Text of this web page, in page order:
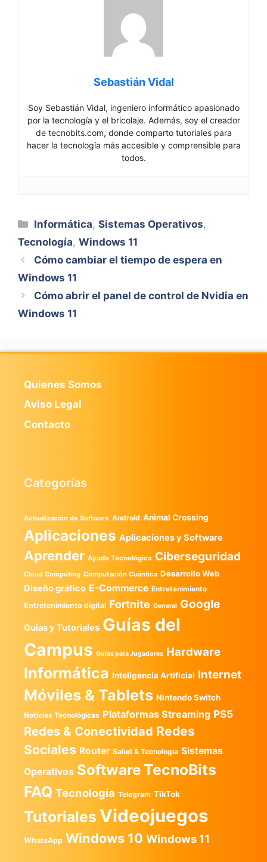
Sebastián Vidal
Soy Sebastián Vidal, ingeniero informático apasionado
por la tecnología y el bricolaje. Además, soy el creador
de tecnobits.com, donde comparto tutoriales para
hacer la tecnología más accesible y comprensible para
todos.
Categorías
Informática,Sistemas Operativos,
Tecnología, Windows 11
Cómo cambiar el tiempo de espera en
Windows 11
Cómo abrir el panel de control de Nvidia en
Windows 11
Quienes Somos
Aviso Legal
Contacto
Categorías
Actualización de Software Android Animal Crossing
Aplicaciones Aplicaciones y Software
Aprender Ayuda Tecnológica Ciberseguridad
Cloud Computing Computación Cuántica Desarrollo Web
Diseño gráfico E-Commerce Entretenimiento
Entretenimiento digital Fortnite General Google
Guias y Tutoriales Guías del
Campus Guías para Jugadores Hardware
Informática Inteligencia Artificial Internet
Móviles & Tablets Nintendo Switch
Noticias Tecnológicas Plataformas Streaming PS5
Redes & Conectividad Redes
Sociales Router Salud & Tecnología Sistemas
Operativos SoftwareTecnoBits
FAQ Tecnología Telegram TikTok
Tutoriales Videojuegos
WhatsApp Windows 10 Windows 11